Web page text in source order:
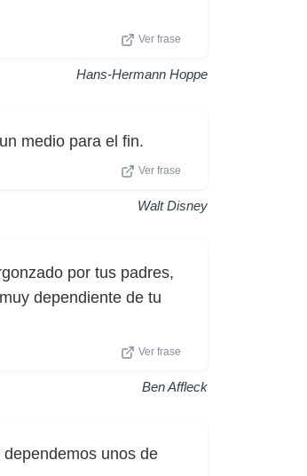
Ver frase
Hans-Hermann Hoppe
medio para el fin.
Ver frase
Walt Disney
por tus padres,
dependiente de tu
Ver frase
Ben Affleck
unos de